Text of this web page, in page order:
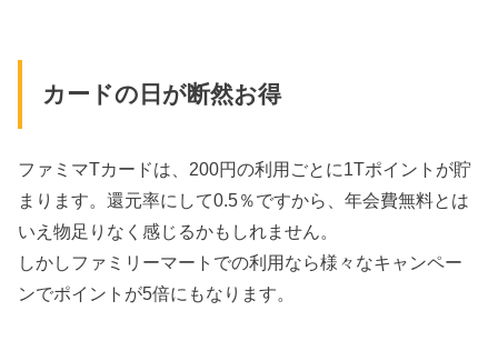
カードの日が断然お得
ファミマTカードは、200円の利用ごとに1Tポイントが貯
まります。還元率にして0.5％ですから、年会費無料とは
いえ物足りなく感じるかもしれません。
しかしファミリーマートでの利用なら様々なキャンペー
ンでポイントが5倍にもなります。